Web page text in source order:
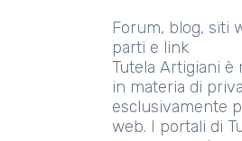
Forum, blog, siti
parti e link
Tutela Artigiani è
in materia di
esclusivamente
web. I portali di